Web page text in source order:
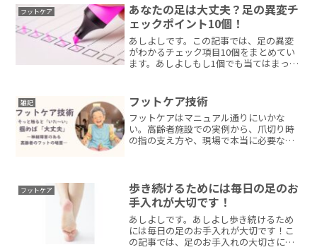
フットケア
あなたの足は大丈夫？足の異変チ
ェックポイント10個！
あしよしです。この記事では、足の異変
がわかるチェック項目10個をまとめてい
ます。あしよしもし1個でも当てはまった
ク巻き爪などの爪の変形がないか水虫・
爪水虫がないか皮膚・...
雑記 フットケア技術
フットケアはマニュアル通りにいかな
い。高齢者施設での実例から、爪切り時
の指の支え方や、現場で本当に必要なフ
フットケア
歩き続けるためには毎日の足のお
手入れが大切です！
あしよしです。あしよし歩き続けるため
には毎日の足のお手入れが大切です！こ
の記事では、足のお手入れの大切さにつ